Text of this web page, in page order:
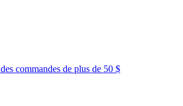
des commandes de plus de 50 $